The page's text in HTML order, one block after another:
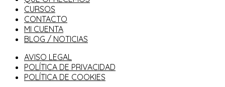
CURSOS
CONTACTO
MI CUENTA
BLOG / NOTICIAS
AVISO LEGAL
POLÍTICA DE PRIVACIDAD
POLÍTICA DE COOKIES